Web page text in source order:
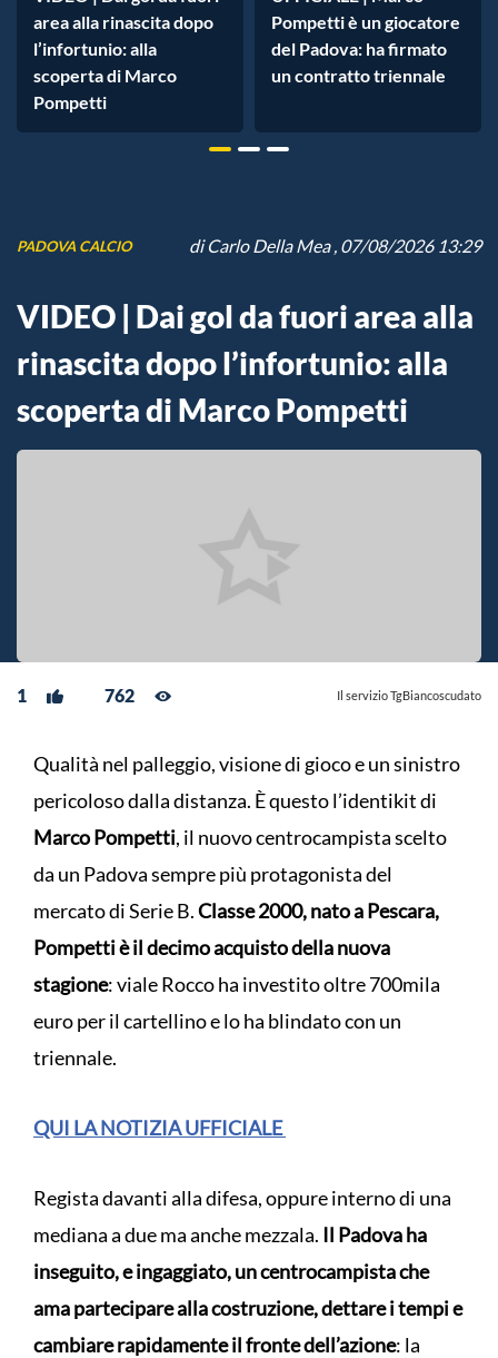
area alla rinascita dopo
l’infortunio: alla
scoperta di Marco
Pompetti
Pompetti è un giocatore
del Padova: ha firmato
un contratto triennale
PADOVA CALCIO diCarlo Della Mea, 07/08/2026 13:29
VIDEO | Dai gol da fuori area alla
rinascita dopo l’infortunio: alla
scoperta di Marco Pompetti
1 762 Il servizio TgBiancoscudato
Qualità nel palleggio, visione di gioco e un sinistro
pericoloso dalla distanza. È questo l’identikit di
Marco Pompetti, il nuovo centrocampista scelto
da un Padova sempre più protagonista del
mercato di Serie B.Classe 2000, nato a Pescara,
Pompetti è il decimo acquisto della nuova
stagione: viale Rocco ha investito oltre 700mila
euro per il cartellino e lo ha blindato con un
triennale.
QUI LA NOTIZIA UFFICIALE
Regista davanti alla difesa, oppure interno di una
mediana a due ma anche mezzala. Il Padova ha
inseguito, e ingaggiato, un centrocampista che
ama partecipare alla costruzione, dettare i tempi e
cambiare rapidamente il fronte dell’azione: la